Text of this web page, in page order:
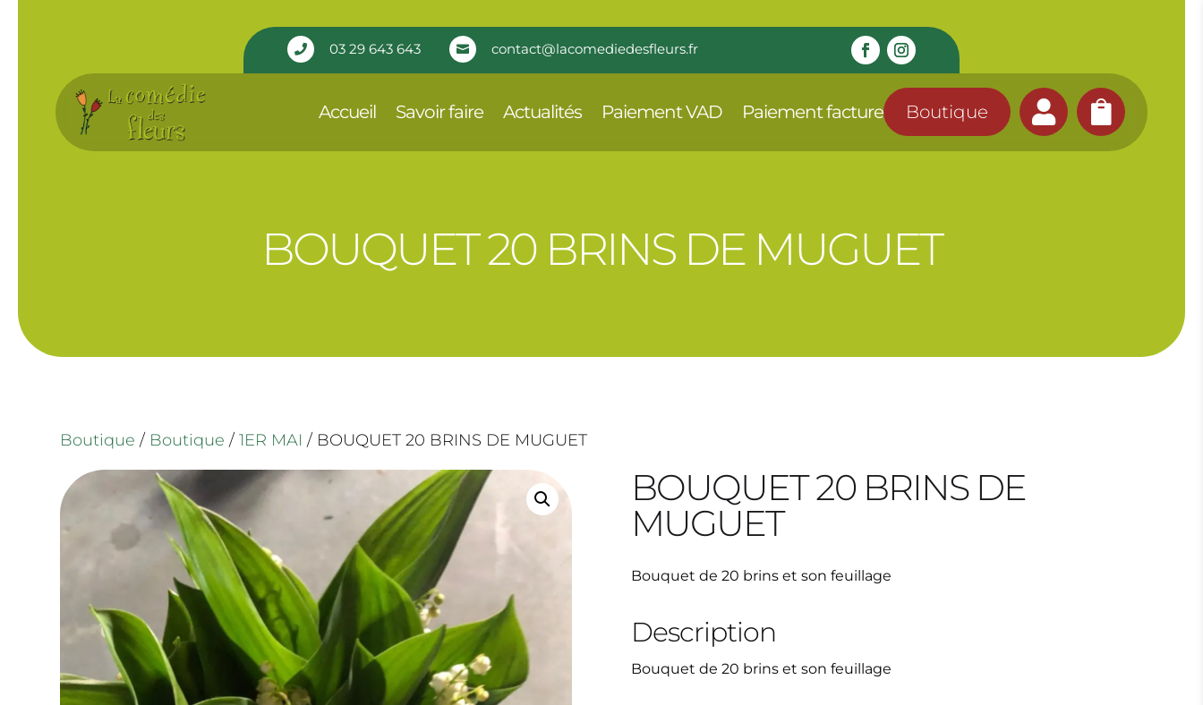
 03 29 643 643  contact@lacomediedesfleurs.fr
Accueil Savoir faire Actualités Paiement VAD Paiement facture Boutique  
BOUQUET 20 BRINS DE MUGUET
Boutique / Boutique /1ER MAI / BOUQUET 20 BRINS DE MUGUET
BOUQUET 20 BRINS DE
MUGUET
Bouquet de 20 brins et son feuillage
Description
Bouquet de 20 brins et son feuillage